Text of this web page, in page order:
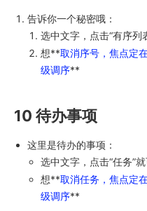
告诉你一个秘密哦：
选中文字，点击“有序列
想**取消序号，焦点定
级调序**
10 待办事项
这里是待办的事项：
选中文字，点击“任务”
想**取消任务，焦点定
级调序**